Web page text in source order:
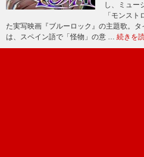
し、ミュ
「モンス
た実写映画『ブルーロック』の主題歌。タ
は、スペイン語で「怪物」の意 … 続きを